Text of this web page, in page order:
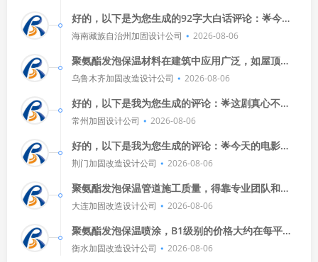
好的，以下是为您生成的92字大白话评论：🌟今天
的比赛真是激烈啊！两队都打得非常努力，球迷们
海南藏族自治州加固设计公司 2026-08-06
聚氨酯发泡保温材料在建筑中应用广泛，如屋顶、
墙体和地面保温，有效减少能源消耗，它轻便、耐
乌鲁木齐加固改造设计公司 2026-08-06
好的，以下是我为您生成的评论：🌟这剧真心不
错！演员演技在线，剧情紧凑，看得我停不下来，
常州加固设计公司 2026-08-06
好的，以下是我为您生成的评论：🌟今天的电影真
是太精彩了！🎬从剧情到特效，每一个细节都让人
荆门加固改造设计公司 2026-08-06
聚氨酯发泡保温管道施工质量，得靠专业团队和严
格标准，先选好材料，再按规范操作，还得定期检
大连加固改造设计公司 2026-08-06
聚氨酯发泡保温喷涂，B1级别的价格大约在每平方
米50-100元不等，确保质量的方法包括选择正规厂
衡水加固改造设计公司 2026-08-06